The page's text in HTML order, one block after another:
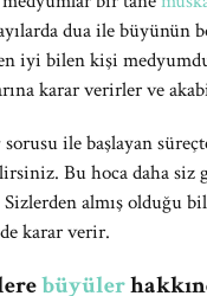
dua ile büyünün
iyi bilen kişi
karar verirler ve
sorusu ile başlayan
Bu hoca daha
almış olduğu
karar verir.
büyüler